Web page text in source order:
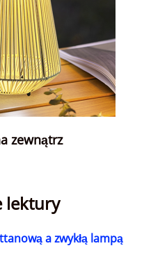
zewnątrz
lektury
a zwykłą lampą